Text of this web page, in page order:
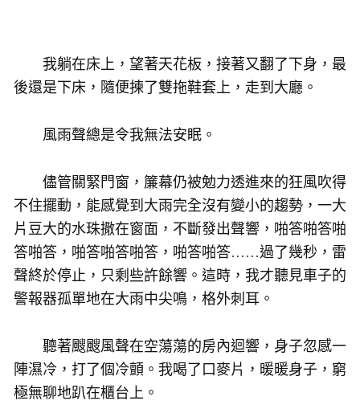
我躺在床上，望著天花板，接著又翻了下身，最
後還是下床，隨便揀了雙拖鞋套上，走到大廳。
風雨聲總是令我無法安眠。
儘管關緊門窗，簾幕仍被勉力透進來的狂風吹得
不住擺動，能感覺到大雨完全沒有變小的趨勢，一大
片豆大的水珠撒在窗面，不斷發出聲響，啪答啪答啪
答啪答，啪答啪答啪答，啪答啪答……過了幾秒，雷
聲終於停止，只剩些許餘響。這時，我才聽見車子的
警報器孤單地在大雨中尖鳴，格外刺耳。
聽著颼颼風聲在空蕩蕩的房內迴響，身子忽感一
陣濕冷，打了個冷顫。我喝了口麥片，暖暖身子，窮
極無聊地趴在櫃台上。